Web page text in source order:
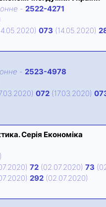
- 2522-4271
073 (14.05.2020)
- 2523-4978
072 (17.03.2020)
Серія Економіка
72 (02.07.2020) 73
292 (02.07.2020)